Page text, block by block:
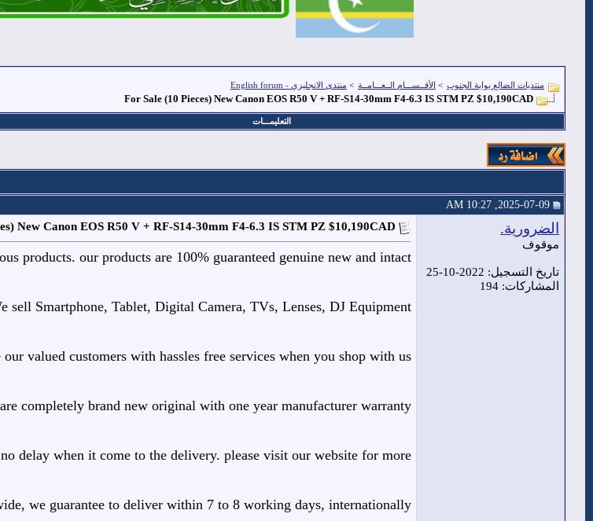
منتديات الضالع بوابة الجنوب > الأقــســـام الــعـــامــة > منتدى الانجليزي - English forum
For Sale (10 Pieces) New Canon EOS R50 V + RF-S14-30mm F4-6.3 IS STM PZ $10,190CAD
التعليمـــات
الضرورية.
موقوف
تاريخ التسجيل: 2022-10-25
المشاركات: 194
New Canon EOS R50 V + RF-S14-30mm F4-6.3 IS STM PZ $10,190CAD
products. our products are 100% guaranteed genuine new and intact
sell Smartphone, Tablet, Digital Camera, TVs, Lenses, DJ Equipment
valued customers with hassles free services when you shop with us.
completely brand new original with one year manufacturer warranty
delay when it come to the delivery. please visit our website for more
we guarantee to deliver within 7 to 8 working days, internationally.